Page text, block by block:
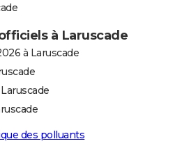
à Laruscade
à Laruscade
des polluants